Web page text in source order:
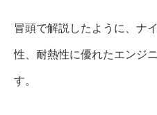
冒頭で解説したように、ナ
性、耐熱性に優れたエンジ
す。